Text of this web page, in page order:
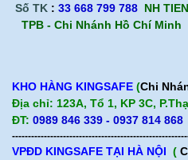
Số TK : 33 668 799 788 NH
TPB - Chi Nhánh Hồ Chí Minh
KHO HÀNG KINGSAFE (Chi
Địa chỉ: 123A, Tổ 1, KP 3C,
ĐT: 0989 846 339 - 0937 814 868
VPĐD KINGSAFE TẠI HÀ NỘI (